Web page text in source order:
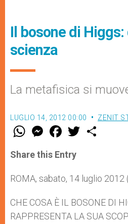
Il bosone di
scienza
La metafisica si
LUGLIO 14, 2012 00:00 ZENIT
W
t
s
p
p
M
e
s
e
g
e
F
a
e
b
o
k
w
r
Share this Entry
ROMA, sabato, 14 luglio 2012
CHE COSA È IL BOSONE DI
RAPPRESENTA LA SUA